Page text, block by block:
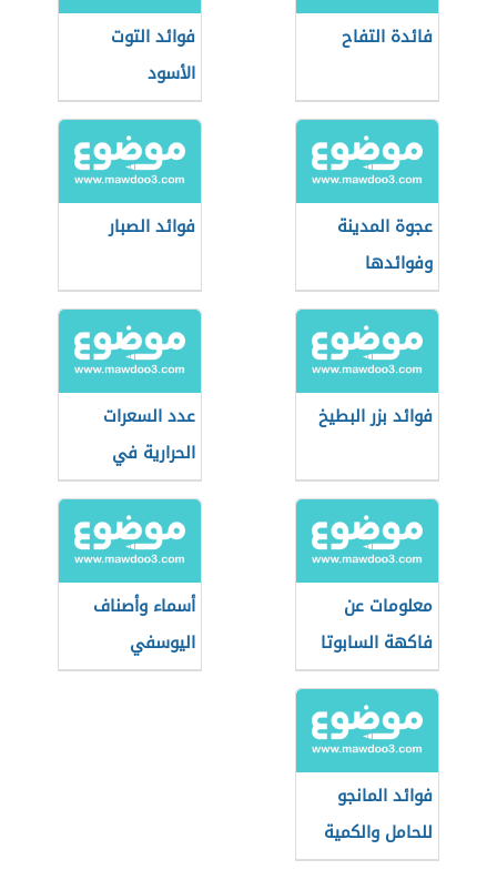
فائدة التفاح
فوائد التوت
الأسود
عجوة المدينة
وفوائدها
فوائد الصبار
فوائد بزر البطيخ
عدد السعرات
الحرارية في
التفاح
معلومات عن
فاكهة السابوتا
أسماء وأصناف
اليوسفي
فوائد المانجو
للحامل والكمية
المسموح بها